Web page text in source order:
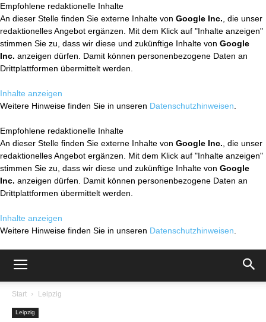
Empfohlene redaktionelle Inhalte
An dieser Stelle finden Sie externe Inhalte von Google Inc. , die unser
redaktionelles Angebot ergänzen. Mit dem Klick auf "Inhalte anzeigen"
stimmen Sie zu, dass wir diese und zukünftige Inhalte von Google
Inc. anzeigen dürfen. Damit können personenbezogene Daten an
Drittplattformen übermittelt werden.
Inhalte anzeigen
Weitere Hinweise finden Sie in unseren Datenschutzhinweisen
Empfohlene redaktionelle Inhalte
An dieser Stelle finden Sie externe Inhalte von Google Inc. , die unser
redaktionelles Angebot ergänzen. Mit dem Klick auf "Inhalte anzeigen"
stimmen Sie zu, dass wir diese und zukünftige Inhalte von Google
Inc. anzeigen dürfen. Damit können personenbezogene Daten an
Drittplattformen übermittelt werden.
Inhalte anzeigen
Weitere Hinweise finden Sie in unseren Datenschutzhinweisen
Start Leipzig
Leipzig